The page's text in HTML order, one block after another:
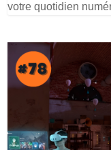
votre quotidien